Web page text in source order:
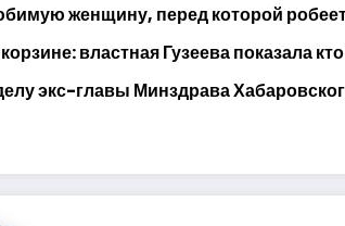
женщину, перед которой робеет
властная Гузеева показала
экс-главы Минздрава